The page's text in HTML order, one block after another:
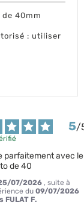
40mm
: utiliser
5/
parfaitement avec le
de 40
07/2026 , suite à
du 09/07/2026
FULAT F.